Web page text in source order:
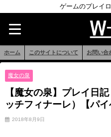
ゲームのプレイ
ホーム このサイトについて お問い合
魔女の泉
【魔女の泉】プレイ日
ッチフィナーレ）【パイ
2018年8月9日